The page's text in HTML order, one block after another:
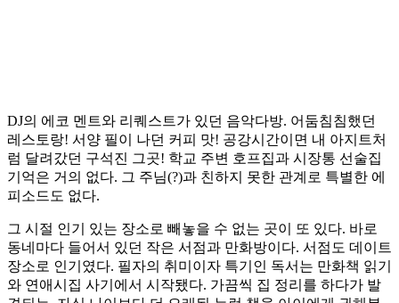
DJ의 에코 멘트와 리퀘스트가 있던 음악다방. 어둠침침했던
레스토랑! 서양 필이 나던 커피 맛! 공강시간이면 내 아지트처
럼 달려갔던 구석진 그곳! 학교 주변 호프집과 시장통 선술집
기억은 거의 없다. 그 주님(?)과 친하지 못한 관계로 특별한 에
피소드도 없다.
그 시절 인기 있는 장소로 빼놓을 수 없는 곳이 또 있다. 바로
동네마다 들어서 있던 작은 서점과 만화방이다. 서점도 데이트
장소로 인기였다. 필자의 취미이자 특기인 독서는 만화책 읽기
와 연애시집 사기에서 시작됐다. 가끔씩 집 정리를 하다가 발